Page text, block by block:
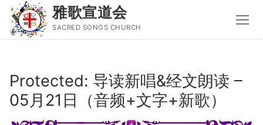
content
雅歌宣道会
SACRED SONGS CHURCH
Search
Protected: 导读新唱&经文朗读 –
05月21日（音频+文字+新歌）